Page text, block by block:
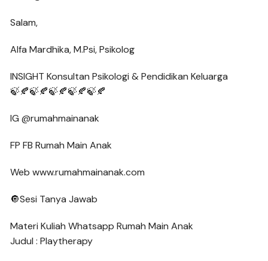
Salam,
Alfa Mardhika, M.Psi, Psikolog
INSIGHT Konsultan Psikologi & Pendidikan Keluarga
🍃🍂🍃🍂🍃🍂🍃🍂🍃🍂
IG @rumahmainanak
FP FB Rumah Main Anak
Web www.rumahmainanak.com
🔘Sesi Tanya Jawab
Materi Kuliah Whatsapp Rumah Main Anak
Judul : Playtherapy